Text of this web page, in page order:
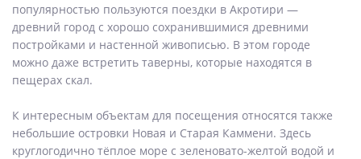
популярностью пользуются поездки в Акротири —
древний город с хорошо сохранившимися древними
постройками и настенной живописью. В этом городе
можно даже встретить таверны, которые находятся в
пещерах скал.
К интересным объектам для посещения относятся также
небольшие островки Новая и Старая Каммени. Здесь
круглогодично тёплое море с зеленовато-желтой водой и